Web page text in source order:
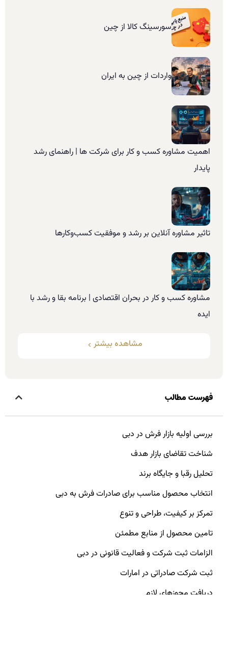
سورسینگ کالا از چین
واردات از چین به ایران
اهمیت مشاوره کسب و کار برای شرکت ها | راهنمای رشد
پایدار
تاثیر مشاوره آنلاین بر رشد و موفقیت کسب‌وکارها
مشاوره کسب و کار در بحران اقتصادی | برنامه بقا و رشد با
ایده
مشاهده بیشتر
فهرست مطالب
بررسی اولیه بازار فرش در دبی
شناخت تقاضای بازار هدف
تحلیل رقبا و جایگاه برند
انتخاب محصول مناسب برای صادرات فرش به دبی
تمرکز بر کیفیت، طراحی و تنوع
تامین محصول از منابع مطمئن
الزامات ثبت شرکت و فعالیت قانونی در دبی
ثبت شرکت صادراتی در امارات
دریافت مجوزهای لازم